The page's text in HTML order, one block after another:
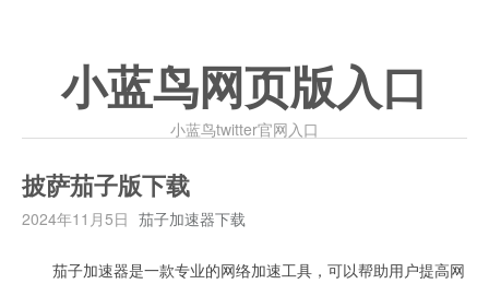
小蓝鸟网页版入口
小蓝鸟twitter官网入口
披萨茄子版下载
2024年11月5日 茄子加速器下载
茄子加速器是一款专业的网络加速工具，可以帮助用户提高网